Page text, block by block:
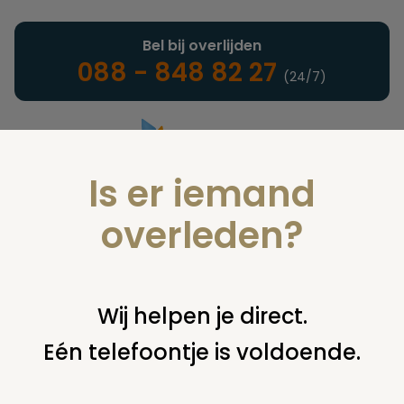
Landelijke uitvaartonderneming
Bel bij overlijden
088 - 848 82 27 (24/7)
U bent hier: home juridisch begraven grafsteen /
grafsteen mee naar huis?
Is er iemand
overleden?
Wij helpen je direct.
Eén telefoontje is voldoende.